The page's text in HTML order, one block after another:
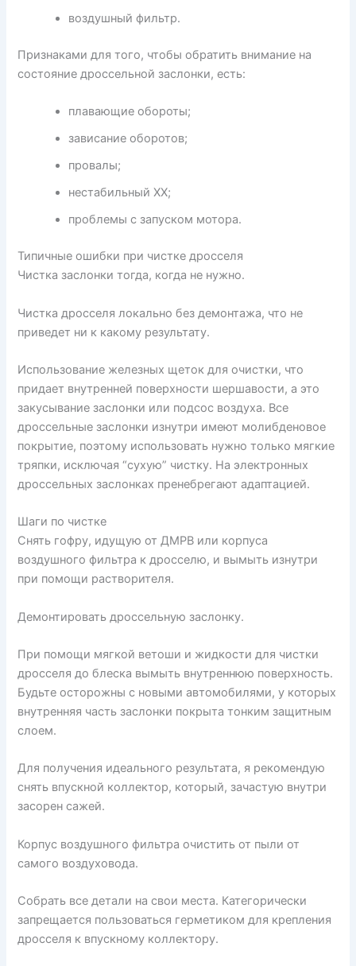
воздушный фильтр.
Признаками для того, чтобы обратить внимание на
состояние дроссельной заслонки, есть:
плавающие обороты;
зависание оборотов;
провалы;
нестабильный ХХ;
проблемы с запуском мотора.
Типичные ошибки при чистке дросселя
Чистка заслонки тогда, когда не нужно.
Чистка дросселя локально без демонтажа, что не
приведет ни к какому результату.
Использование железных щеток для очистки, что
придает внутренней поверхности шершавости, а это
закусывание заслонки или подсос воздуха. Все
дроссельные заслонки изнутри имеют молибденовое
покрытие, поэтому использовать нужно только мягкие
тряпки, исключая “сухую” чистку. На электронных
дроссельных заслонках пренебрегают адаптацией.
Шаги по чистке
Снять гофру, идущую от ДМРВ или корпуса
воздушного фильтра к дросселю, и вымыть изнутри
при помощи растворителя.
Демонтировать дроссельную заслонку.
При помощи мягкой ветоши и жидкости для чистки
дросселя до блеска вымыть внутреннюю поверхность.
Будьте осторожны с новыми автомобилями, у которых
внутренняя часть заслонки покрыта тонким защитным
слоем.
Для получения идеального результата, я рекомендую
снять впускной коллектор, который, зачастую внутри
засорен сажей.
Корпус воздушного фильтра очистить от пыли от
самого воздуховода.
Собрать все детали на свои места. Категорически
запрещается пользоваться герметиком для крепления
дросселя к впускному коллектору.